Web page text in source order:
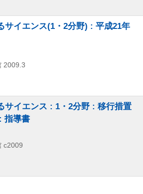
サイエンス(1・2分野) : 平成21年
2009.3
サイエンス : 1・2分野 : 移行措置
指導書
c2009